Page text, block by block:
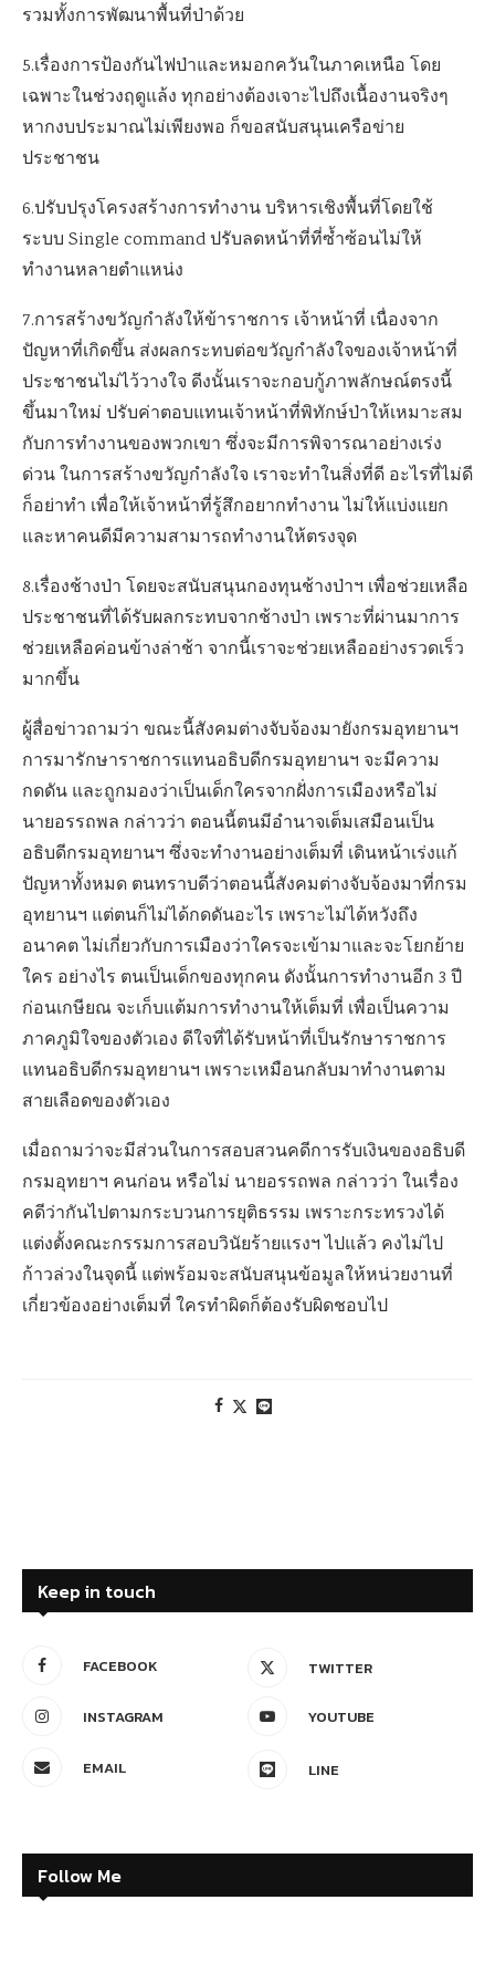
รวมทั้งการพัฒนาพื้นที่ป่าด้วย
5.เรื่องการป้องกันไฟป่าและหมอกควันในภาคเหนือ โดย
เฉพาะในช่วงฤดูแล้ง ทุกอย่างต้องเจาะไปถึงเนื้องานจริงๆ
หากงบประมาณไม่เพียงพอ ก็ขอสนับสนุนเครือข่าย
ประชาชน
6.ปรับปรุงโครงสร้างการทำงาน บริหารเชิงพื้นที่โดยใช้
ระบบ Single command ปรับลดหน้าที่ที่ซ้ำซ้อนไม่ให้
ทำงานหลายตำแหน่ง
7.การสร้างขวัญกำลังให้ข้าราชการ เจ้าหน้าที่ เนื่องจาก
ปัญหาที่เกิดขึ้น ส่งผลกระทบต่อขวัญกำลังใจของเจ้าหน้าที่
ประชาชนไม่ไว้วางใจ ดีงนั้นเราจะกอบกู้ภาพลักษณ์ตรงนี้
ขึ้นมาใหม่ ปรับค่าตอบแทนเจ้าหน้าที่พิทักษ์ป่าให้เหมาะสม
กับการทำงานของพวกเขา ซึ่งจะมีการพิจารณาอย่างเร่ง
ด่วน ในการสร้างขวัญกำลังใจ เราจะทำในสิ่งที่ดี อะไรที่ไม่ดี
ก็อย่าทำ เพื่อให้เจ้าหน้าที่รู้สึกอยากทำงาน ไม่ให้แบ่งแยก
และหาคนดีมีความสามารถทำงานให้ตรงจุด
8.เรื่องช้างป่า โดยจะสนับสนุนกองทุนช้างป่าฯ เพื่อช่วยเหลือ
ประชาชนที่ได้รับผลกระทบจากช้างป่า เพราะที่ผ่านมาการ
ช่วยเหลือค่อนข้างล่าช้า จากนี้เราจะช่วยเหลืออย่างรวดเร็ว
มากขึ้น
ผู้สื่อข่าวถามว่า ขณะนี้สังคมต่างจับจ้องมายังกรมอุทยานฯ
การมารักษาราชการแทนอธิบดีกรมอุทยานฯ จะมีความ
กดดัน และถูกมองว่าเป็นเด็กใครจากฝั่งการเมืองหรือไม่
นายอรรถพล กล่าวว่า ตอนนี้ตนมีอำนาจเต็มเสมือนเป็น
อธิบดีกรมอุทยานฯ ซึ่งจะทำงานอย่างเต็มที่ เดินหน้าเร่งแก้
ปัญหาทั้งหมด ตนทราบดีว่าตอนนี้สังคมต่างจับจ้องมาที่กรม
อุทยานฯ แต่ตนก็ไม่ได้กดดันอะไร เพราะไม่ได้หวังถึง
อนาคต ไม่เกี่ยวกับการเมืองว่าใครจะเข้ามาและจะโยกย้าย
ใคร อย่างไร ตนเป็นเด็กของทุกคน ดังนั้นการทำงานอีก 3 ปี
ก่อนเกษียณ จะเก็บแต้มการทำงานให้เต็มที่ เพื่อเป็นความ
ภาคภูมิใจของตัวเอง ดีใจที่ได้รับหน้าที่เป็นรักษาราชการ
แทนอธิบดีกรมอุทยานฯ เพราะเหมือนกลับมาทำงานตาม
สายเลือดของตัวเอง
เมื่อถามว่าจะมีส่วนในการสอบสวนคดีการรับเงินของอธิบดี
กรมอุทยาฯ คนก่อน หรือไม่ นายอรรถพล กล่าวว่า ในเรื่อง
คดีว่ากันไปตามกระบวนการยุติธรรม เพราะกระทรวงได้
แต่งตั้งคณะกรรมการสอบวินัยร้ายแรงฯ ไปแล้ว คงไม่ไป
ก้าวล่วงในจุดนี้ แต่พร้อมจะสนับสนุนข้อมูลให้หน่วยงานที่
เกี่ยวข้องอย่างเต็มที่ ใครทำผิดก็ต้องรับผิดชอบไป
Keep in touch
FACEBOOK TWITTER
INSTAGRAM YOUTUBE
EMAIL LINE
Follow Me